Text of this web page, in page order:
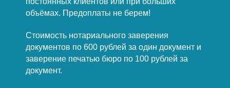
объёмах. Предоплаты не берем!
Стоимость нотариального заверения
документов по 600 рублей за один документ и
заверение печатью бюро по 100 рублей за
документ.